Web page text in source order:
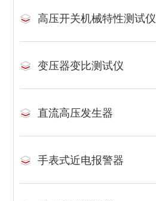
高压开关机械特性测试仪
变压器变比测试仪
直流高压发生器
手表式近电报警器